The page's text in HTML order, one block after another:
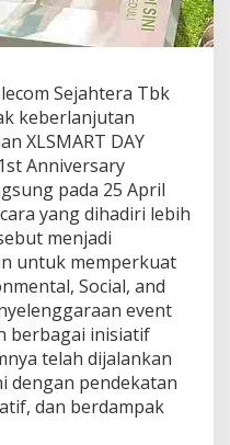
v
Sejahtera Tbk
keberlanjutan
XLSMART DAY
Anniversary
pada 25 April
yang dihadiri lebih
menjadi
untuk memperkuat
Social, and
event
berbagai inisiatif
telah dijalankan
dengan pendekatan
dan berdampak